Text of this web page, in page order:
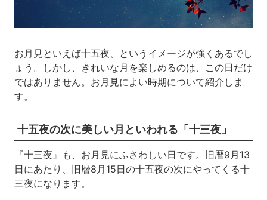
お月見といえば十五夜、というイメージが強くあるでし
ょう。しかし、きれいな月を楽しめるのは、この日だけ
ではありません。お月見によい時期について紹介しま
す。
十五夜の次に美しい月といわれる「十三夜」
『十三夜』も、お月見にふさわしい日です。 旧暦9月13
日にあたり、旧暦8月15日の十五夜の次にやってくる十
三夜になります。